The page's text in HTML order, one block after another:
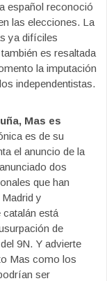
español reconoció
las elecciones. La
ya difíciles
es resaltada
la imputación
independentistas.
Mas es
es de su
el anuncio de la
dos
que han
y
catalán está
de
9N. Y advierte
Mas como los
ser